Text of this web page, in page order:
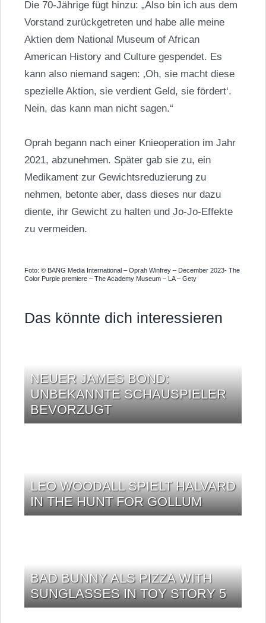
Die 70-Jährige fügt hinzu: „Also bin ich aus dem
Vorstand zurückgetreten und habe alle meine
Aktien dem National Museum of African
American History and Culture gespendet. Es
kann also niemand sagen: ‚Oh, sie macht diese
spezielle Aktion, sie verdient Geld, sie fördert‘.
Nein, das kann man nicht sagen.“
Oprah begann nach einer Knieoperation im Jahr
2021, abzunehmen. Später gab sie zu, ein
Medikament zur Gewichtsreduzierung zu
nehmen, betonte aber, dass dieses nur dazu
diente, ihr Gewicht zu halten und Jo-Jo-Effekte
zu vermeiden.
Foto: © BANG Media International – Oprah Winfrey – December 2023- The
Color Purple premiere – The Academy Museum – LA – Gety
Das könnte dich interessieren
NEUER JAMES BOND:
UNBEKANNTE SCHAUSPIELER
BEVORZUGT
LEO WOODALL SPIELT HALVARD
IN THE HUNT FOR GOLLUM
BAD BUNNY ALS PIZZA WITH
SUNGLASSES IN TOY STORY 5